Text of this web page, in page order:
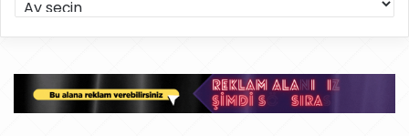
r
ş
v